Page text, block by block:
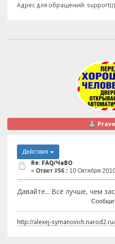
Адрес для обращений:
Действия
Re: FAQ/ЧаВО
« Ответ #56 : 10 Октября
Давайте... Всё лучше, чем
http://alexej-symanovich.narod2.ru/